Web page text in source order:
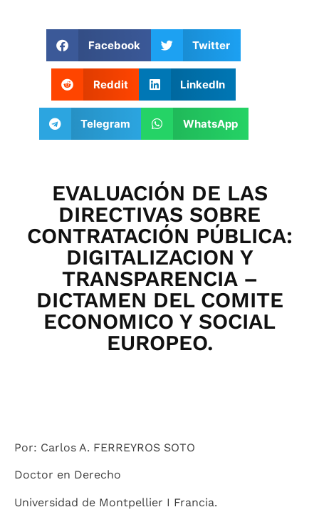
Facebook Twitter
Reddit LinkedIn
Telegram WhatsApp
EVALUACIÓN DE LAS
DIRECTIVAS SOBRE
CONTRATACIÓN PÚBLICA:
DIGITALIZACION Y
TRANSPARENCIA –
DICTAMEN DEL COMITE
ECONOMICO Y SOCIAL
EUROPEO.
Por: Carlos A. FERREYROS SOTO
Doctor en Derecho
Universidad de Montpellier I Francia.